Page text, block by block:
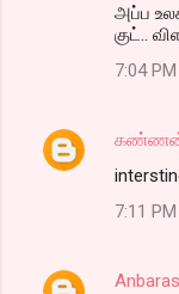
அப்ப
குட்..
7:04 PM
7:11 PM